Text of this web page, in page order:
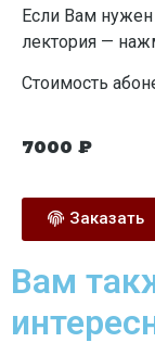
Если Вам
лектория —
Стоимость
7000 ₽
Заказать
Вам